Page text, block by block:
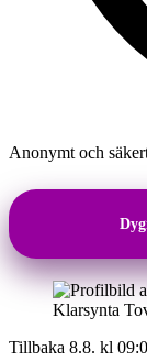
Anonymt och
Klarsynta
Tillbaka 8.8. kl